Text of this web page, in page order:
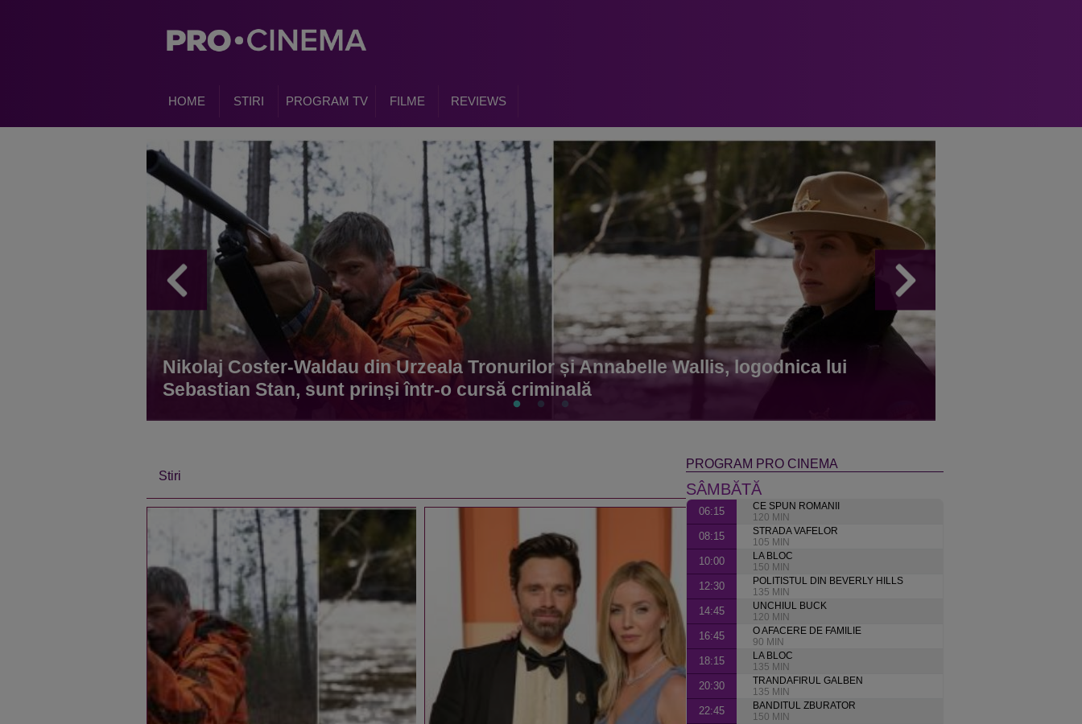
HOME STIRI PROGRAM TV FILME REVIEWS
Nikolaj Coster-Waldau din Urzeala Tronurilor și Annabelle Wallis, logodnica lui
Sebastian Stan, sunt prinși într-o cursă criminală
Emoții intense pentru Sebastian Stan! Iubita lui, Annabelle, l-a făcut tată!
Din 14 septembrie, Adela Popescu revine în rol principal la Pro TV
Stiri
PROGRAM PRO CINEMA
SÂMBĂTĂ
06:15
CE SPUN ROMANII
120 MIN
08:15
STRADA VAFELOR
105 MIN
10:00
LA BLOC
150 MIN
12:30
POLITISTUL DIN BEVERLY HILLS
135 MIN
14:45
UNCHIUL BUCK
120 MIN
16:45
O AFACERE DE FAMILIE
90 MIN
18:15
LA BLOC
135 MIN
20:30
TRANDAFIRUL GALBEN
135 MIN
22:45
BANDITUL ZBURATOR
150 MIN